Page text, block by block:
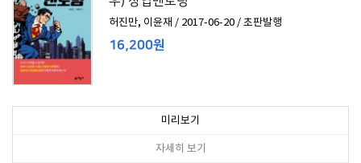
허진만, 이윤재 / 2017-06-20 / 초판발행
16,200원
미리보기
자세히 보기